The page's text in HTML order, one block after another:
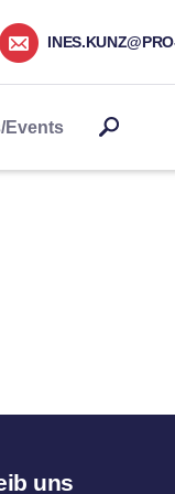
Events
uns